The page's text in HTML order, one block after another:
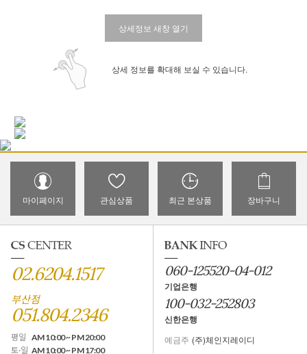
상세정보 새창 열기
상세 정보를 확대해 보실 수 있습니다.
마이페이지 관심상품 최근 본상품 장바구니
02.6204.1517
부산점
051.804.2346
평일 AM 10:00 ~ PM 20:00
토·일 AM 10:00 ~ PM 17:00
060-125520-04-012
기업은행
100-032-252803
신한은행
예금주 (주)체인지레이디